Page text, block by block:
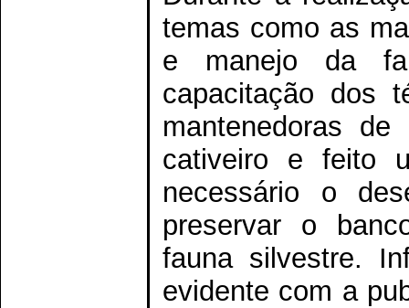
temas como as
e manejo da
capacitação dos
mantenedoras
cativeiro e feito
necessário o
preservar o
fauna silvestre.
evidente com a